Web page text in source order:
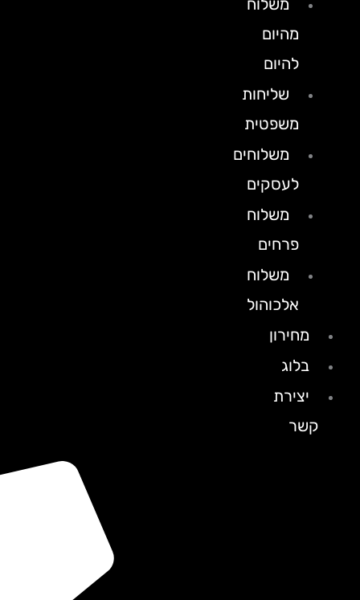
מהיום
להיום
שליחות
משפטית
משלוחים
לעסקים
משלוח
פרחים
משלוח
אלכוהול
מחירון
בלוג
יצירת
קשר